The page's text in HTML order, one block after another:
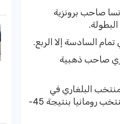
صاحب برونزية
السادسة إلا الربع.
صاحب ذهبية
البلغاري في
مباراة دور الـ32 بنتيجة 45-30، قبل أن يفوز في مباراة ثمن النهائي على منتخب رومانيا بنتيجة 45-